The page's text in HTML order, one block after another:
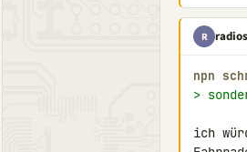
R
npn
>
ich